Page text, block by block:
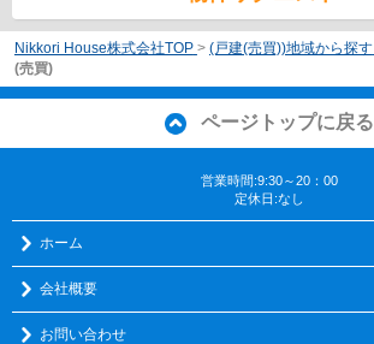
Nikkori House株式会社TOP > (戸建(売買))地域から探す
(売買)
ページトップに戻る
営業時間:9:30～20：00
定休日:なし
ホーム
会社概要
お問い合わせ